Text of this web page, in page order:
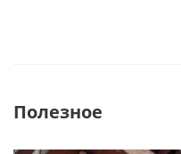
Полезное